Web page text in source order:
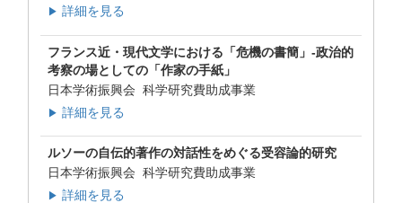
▶ 詳細を見る
フランス近・現代文学における「危機の書簡」-政治的
考察の場としての「作家の手紙」
日本学術振興会 科学研究費助成事業
▶ 詳細を見る
ルソーの自伝的著作の対話性をめぐる受容論的研究
日本学術振興会 科学研究費助成事業
▶ 詳細を見る